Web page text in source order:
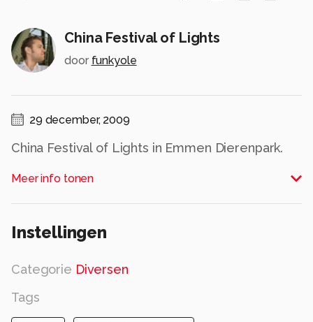
China Festival of Lights
door funkyole
29 december, 2009
China Festival of Lights in Emmen Dierenpark.
de dierentuin, met gevolg dat ze er niet zijn. Om
toch nog wat omzet te genereren zetten ze
verlichting.
Geeft een mooi zicht, hier een flamingo.
Alle rechten voorbehouden
Meer info tonen
Instellingen
Categorie Diversen
Tags